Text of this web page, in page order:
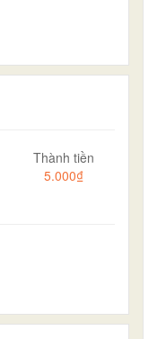
Thành tiền
5.000₫